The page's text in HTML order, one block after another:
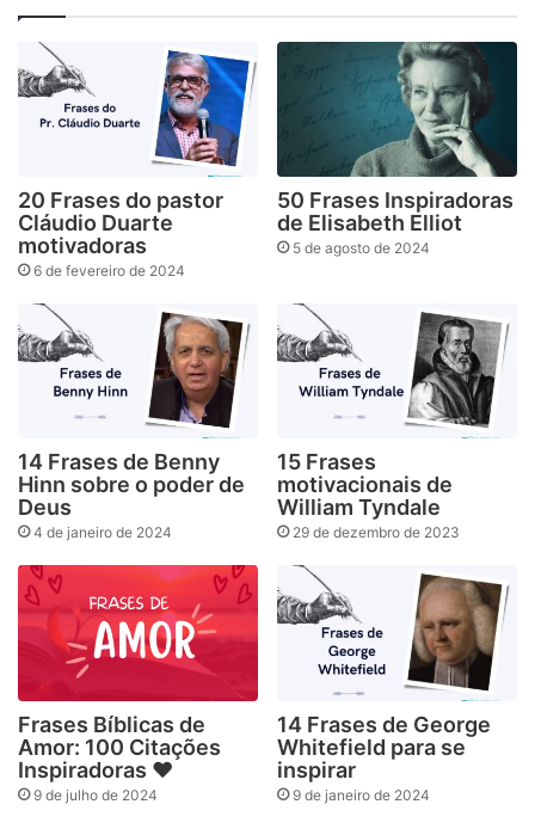
20 Frases do pastor
Cláudio Duarte
motivadoras
6 de fevereiro de 2024
50 Frases Inspiradoras
de Elisabeth Elliot
5 de agosto de 2024
14 Frases de Benny
Hinn sobre o poder de
Deus
4 de janeiro de 2024
15 Frases
motivacionais de
William Tyndale
29 de dezembro de 2023
Frases Bíblicas de
Amor: 100 Citações
Inspiradoras ❤️
9 de julho de 2024
14 Frases de George
Whitefield para se
inspirar
9 de janeiro de 2024